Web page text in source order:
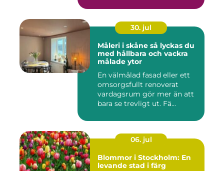
30. jul
Måleri i skåne så lyckas du
med hållbara och vackra
målade ytor
En välmålad fasad eller ett
omsorgsfullt renoverat
vardagsrum gör mer än att
bara se trevligt ut. Fä...
06. jul
Blommor i Stockholm: En
levande stad i färg